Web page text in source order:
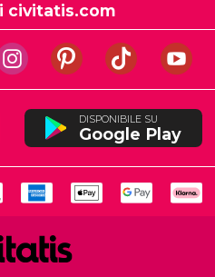
civitatis.com
DISPONIBILE SU
Google Play